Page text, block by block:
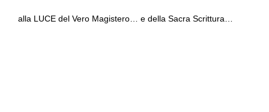
alla LUCE del Vero Magistero… e della Sacra Scrittura…